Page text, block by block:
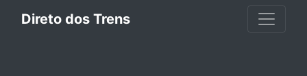
Direto dos Trens